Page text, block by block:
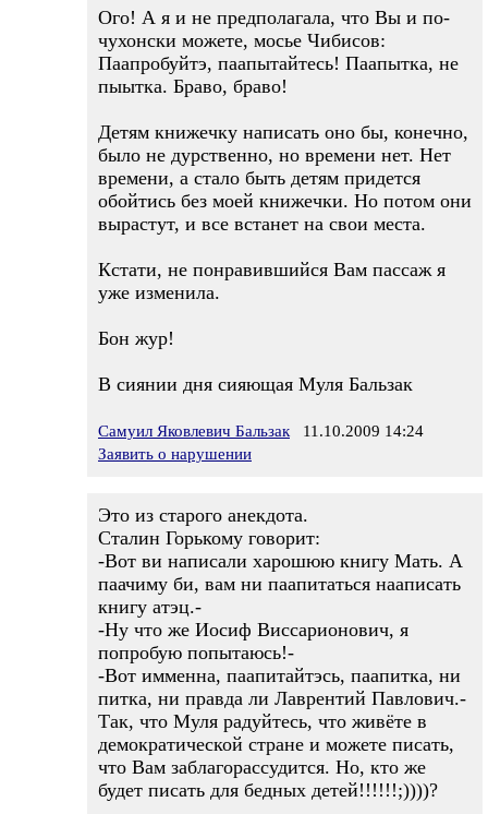
Ого! А я и не предполагала, что Вы и по-
чухонски можете, мосье Чибисов:
Паапробуйтэ, паапытайтесь! Паапытка, не
пыытка. Браво, браво!
Детям книжечку написать оно бы, конечно,
было не дурственно, но времени нет. Нет
времени, а стало быть детям придется
обойтись без моей книжечки. Но потом они
вырастут, и все встанет на свои места.
Кстати, не понравившийся Вам пассаж я
уже изменила.
Бон жур!
В сиянии дня сияющая Муля Бальзак
Самуил Яковлевич Бальзак 11.10.2009 14:24
Заявить о нарушении
Это из старого анекдота.
Сталин Горькому говорит:
-Вот ви написали харошюю книгу Мать. А
паачиму би, вам ни паапитаться нааписать
книгу атэц.-
-Ну что же Иосиф Виссарионович, я
попробую попытаюсь!-
-Вот имменна, паапитайтэсь, паапитка, ни
питка, ни правда ли Лаврентий Павлович.-
Так, что Муля радуйтесь, что живёте в
демократической стране и можете писать,
что Вам заблагорассудится. Но, кто же
будет писать для бедных детей!!!!!!;))))?